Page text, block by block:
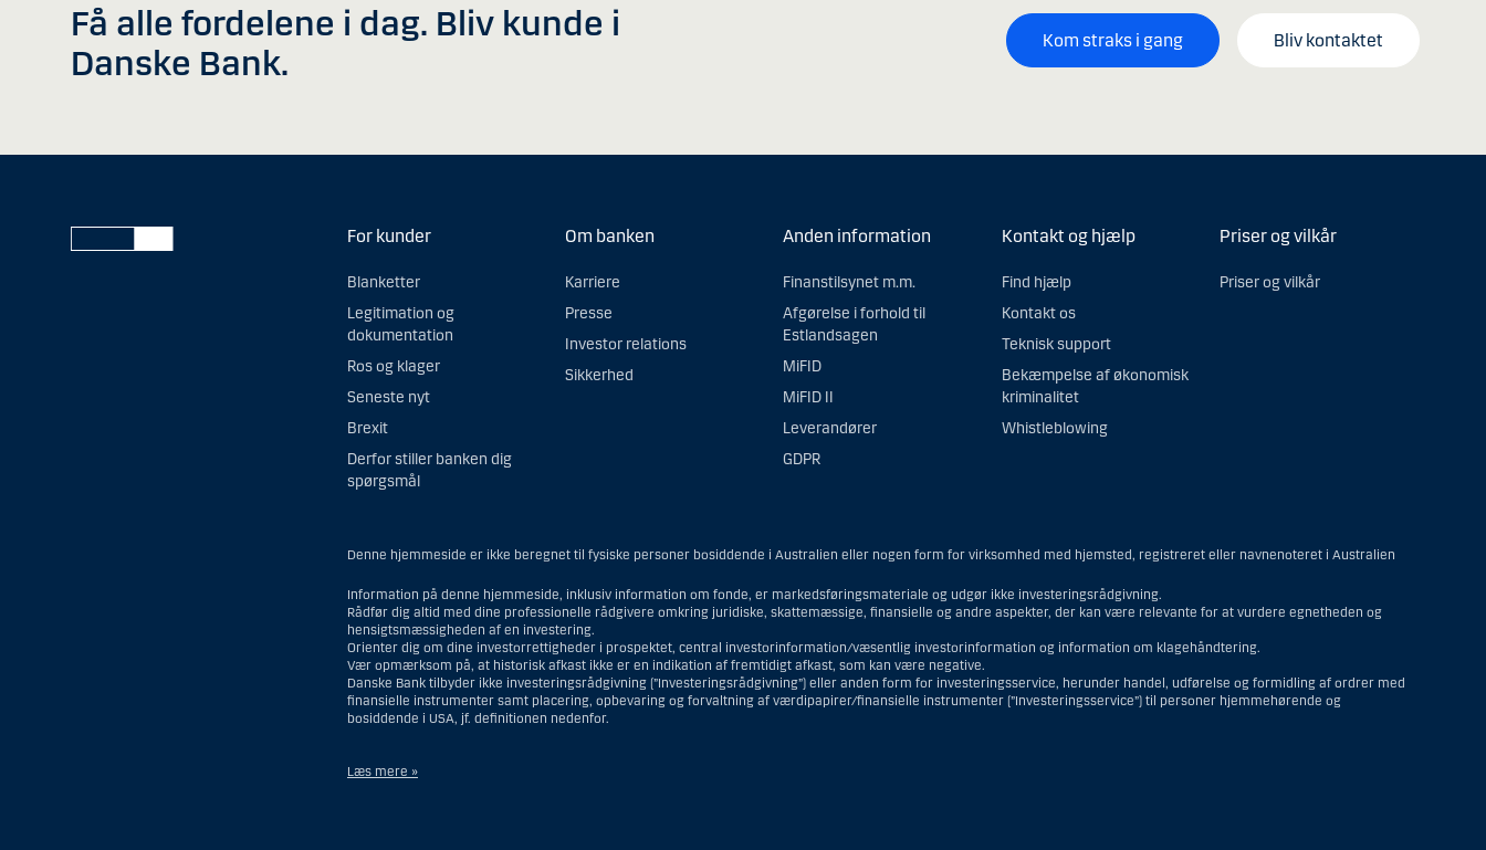
Få alle fordelene i dag. Bliv kunde i
Danske Bank.
Kom straks i gang Bliv kontaktet
For kunder
Blanketter
Legitimation og
dokumentation
Ros og klager
Seneste nyt
Brexit
Derfor stiller banken dig
spørgsmål
Om banken
Karriere
Presse
Investor relations
Sikkerhed
Anden information
Finanstilsynet m.m.
Afgørelse i forhold til
Estlandsagen
MiFID
MiFID II
Leverandører
GDPR
Kontakt og hjælp
Find hjælp
Kontakt os
Teknisk support
Bekæmpelse af økonomisk
kriminalitet
Whistleblowing
Priser og vilkår
Priser og vilkår
Denne hjemmeside er ikke beregnet til fysiske personer bosiddende i Australien eller nogen form for virksomhed med hjemsted, registreret eller navnenoteret i Australien
Information på denne hjemmeside, inklusiv information om fonde, er markedsføringsmateriale og udgør ikke investeringsrådgivning.
Rådfør dig altid med dine professionelle rådgivere omkring juridiske, skattemæssige, finansielle og andre aspekter, der kan være relevante for at vurdere egnetheden og
hensigtsmæssigheden af en investering.
Orienter dig om dine investorrettigheder i prospektet, central investorinformation/væsentlig investorinformation og information om klagehåndtering.
Vær opmærksom på, at historisk afkast ikke er en indikation af fremtidigt afkast, som kan være negative.
Danske Bank tilbyder ikke investeringsrådgivning (”Investeringsrådgivning”) eller anden form for investeringsservice, herunder handel, udførelse og formidling af ordrer med
finansielle instrumenter samt placering, opbevaring og forvaltning af værdipapirer/finansielle instrumenter (”Investeringsservice”) til personer hjemmehørende og
bosiddende i USA, jf. definitionen nedenfor.
Læs mere »